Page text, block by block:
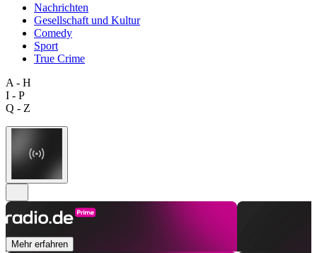
Nachrichten
Gesellschaft und Kultur
Comedy
Sport
True Crime
A - H
I - P
Q - Z
Mehr erfahren